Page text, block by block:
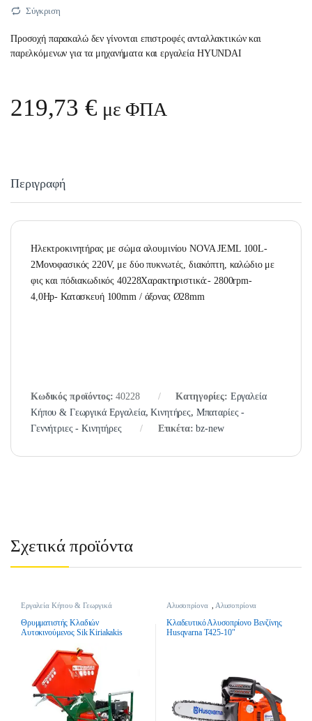
Σύγκριση
Προσοχή παρακαλώ δεν γίνονται επιστροφές ανταλλακτικών και
παρελκόμενων για τα μηχανήματα και εργαλεία HYUNDAI
219,73€ με ΦΠΑ
Περιγραφή
Ηλεκτροκινητήρας με σώμα αλουμινίου NOVA JEML 100L-
2Μονοφασικός 220V, με δύο πυκνωτές, διακόπτη, καλώδιο με
φις και πόδιακωδικός 40228Χαρακτηριστικά:- 2800rpm-
4,0Hp- Κατασκευή 100mm / άξονας Ø28mm
Κωδικός προϊόντος:40228 Κατηγορίες: Εργαλεία
Κήπου & Γεωργικά Εργαλεία,Κινητήρες, Μπαταρίες -
Γεννήτριες - Κινητήρες
Ετικέτα:bz-new
Σχετικά προϊόντα
Εργαλεία Κήπου & Γεωργικά
Θρυμματιστές Κλαδιών Βενζίνης
Θρυμματιστής Κλαδιών
Αυτοκινούμενος Sik Kiriakakis
Αλυσοπρίονα
Αλυσοπρίονα
Γεωργικά Εργαλεία
Κλαδευτικό Αλυσοπρίονο Βενζίνης
Husqvarna T425-10″